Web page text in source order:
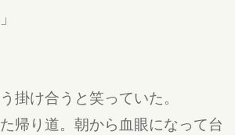
掛け合うと笑っていた。
帰り道。朝から血眼になって台